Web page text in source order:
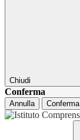
Chiudi
Conferma
Annulla Conferma